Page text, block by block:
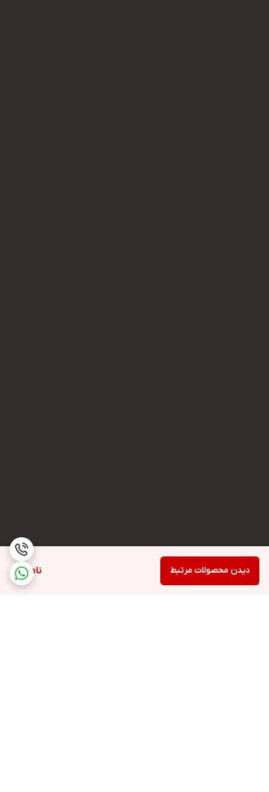
ناموجود دیدن محصولات مرتبط